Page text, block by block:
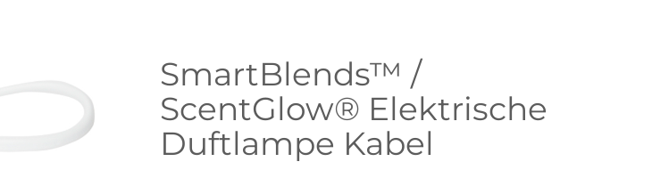
SmartBlends™ /
ScentGlow® Elektrische
Duftlampe Kabel